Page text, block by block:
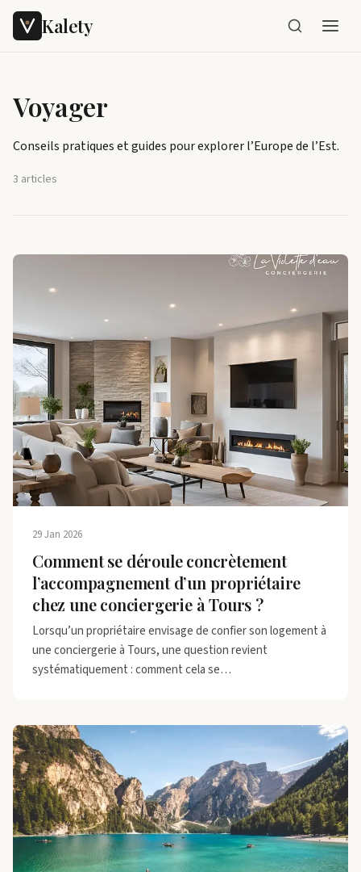
Kalety
Voyager
Conseils pratiques et guides pour explorer l’Europe de l’Est.
3 articles
29 Jan 2026
Comment se déroule concrètement
l’accompagnement d’un propriétaire
chez une conciergerie à Tours ?
Lorsqu’un propriétaire envisage de confier son logement à
une conciergerie à Tours, une question revient
systématiquement : comment cela se…